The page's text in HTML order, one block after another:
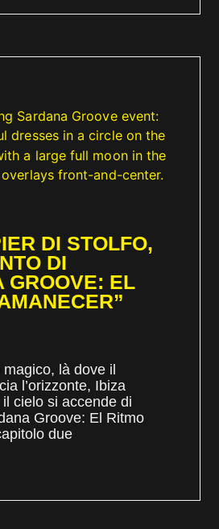
DI STOLFO,
DI
GROOVE: EL
là dove il
l’orizzonte, Ibiza
cielo si accende di
Groove: El Ritmo
due